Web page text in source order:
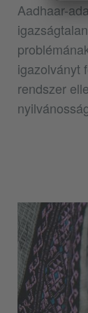
Aadhaar-
igazolványt
rendszer